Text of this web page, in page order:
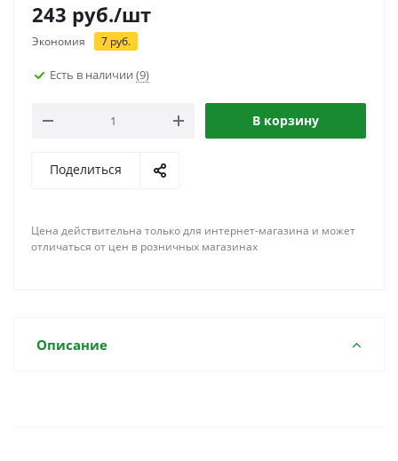
243 руб./шт
Экономия 7 руб.
Есть в наличии (9)
В корзину
Поделиться
Цена действительна только для интернет-магазина и может
отличаться от цен в розничных магазинах
Описание